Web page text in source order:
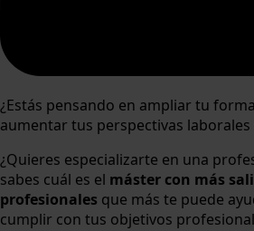
¿Estás pensando en ampliar tu
aumentar tus perspectivas
¿Quieres especializarte en una
sabes cuál es el máster con más
profesionales que más te puede
cumplir con tus objetivos